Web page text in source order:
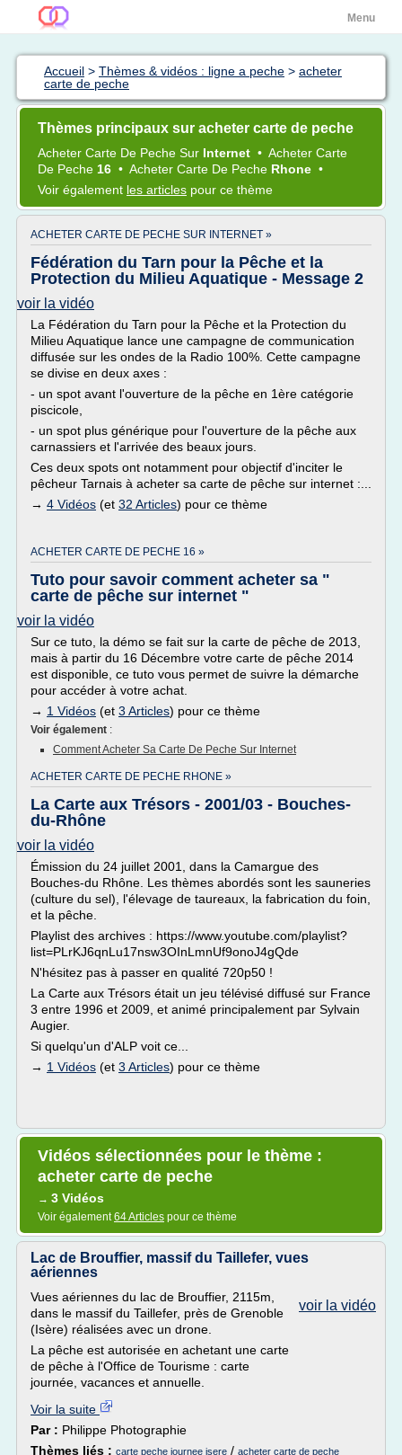
Menu
Accueil > Thèmes & vidéos : ligne a peche > acheter
carte de peche
Thèmes principaux sur acheter carte de peche
Acheter Carte De Peche Sur Internet • Acheter Carte
De Peche 16 • Acheter Carte De Peche Rhone •
Voir également les articles pour ce thème
ACHETER CARTE DE PECHE SUR INTERNET »
Fédération du Tarn pour la Pêche et la
Protection du Milieu Aquatique - Message 2
voir la vidéo
La Fédération du Tarn pour la Pêche et la Protection du
Milieu Aquatique lance une campagne de communication
diffusée sur les ondes de la Radio 100%. Cette campagne
se divise en deux axes :
- un spot avant l'ouverture de la pêche en 1ère catégorie
piscicole,
- un spot plus générique pour l'ouverture de la pêche aux
carnassiers et l'arrivée des beaux jours.
Ces deux spots ont notamment pour objectif d'inciter le
pêcheur Tarnais à acheter sa carte de pêche sur internet :...
→ 4 Vidéos (et 32 Articles) pour ce thème
ACHETER CARTE DE PECHE 16 »
Tuto pour savoir comment acheter sa "
carte de pêche sur internet "
voir la vidéo
Sur ce tuto, la démo se fait sur la carte de pêche de 2013,
mais à partir du 16 Décembre votre carte de pêche 2014
est disponible, ce tuto vous permet de suivre la démarche
pour accéder à votre achat.
→ 1 Vidéos (et 3 Articles) pour ce thème
Voir également :
Comment Acheter Sa Carte De Peche Sur Internet
ACHETER CARTE DE PECHE RHONE »
La Carte aux Trésors - 2001/03 - Bouches-
du-Rhône
voir la vidéo
Émission du 24 juillet 2001, dans la Camargue des
Bouches-du Rhône. Les thèmes abordés sont les sauneries
(culture du sel), l'élevage de taureaux, la fabrication du foin,
et la pêche.
Playlist des archives : https://www.youtube.com/playlist?
list=PLrKJ6qnLu17nsw3OInLmnUf9onoJ4gQde
N'hésitez pas à passer en qualité 720p50 !
La Carte aux Trésors était un jeu télévisé diffusé sur France
3 entre 1996 et 2009, et animé principalement par Sylvain
Augier.
Si quelqu'un d'ALP voit ce...
→ 1 Vidéos (et 3 Articles) pour ce thème
Vidéos sélectionnées pour le thème :
acheter carte de peche
→ 3 Vidéos
Voir également64 Articles pour ce thème
Lac de Brouffier, massif du Taillefer, vues
aériennes
voir la vidéo
Vues aériennes du lac de Brouffier, 2115m,
dans le massif du Taillefer, près de Grenoble
(Isère) réalisées avec un drone.
La pêche est autorisée en achetant une carte
de pêche à l'Office de Tourisme : carte
journée, vacances et annuelle.
Voir la suite
Par : Philippe Photographie
Thèmes liés : carte peche journee isere / acheter carte de peche